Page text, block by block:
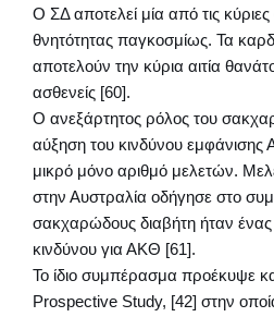
Ο ΣΔ αποτελεί μία από τις κύριες
θνητότητας παγκοσμίως. Τα
αποτελούν την κύρια αιτία
ασθενείς [60].
Ο ανεξάρτητος ρόλος του
αύξηση του κινδύνου εμφάνισης
μικρό μόνο αριθμό μελετών.
στην Αυστραλία οδήγησε στο
σακχαρώδους διαβήτη ήταν
κινδύνου για ΑΚΘ [61].
Το ίδιο συμπέρασμα προέκυψε
Prospective Study, [42] στην